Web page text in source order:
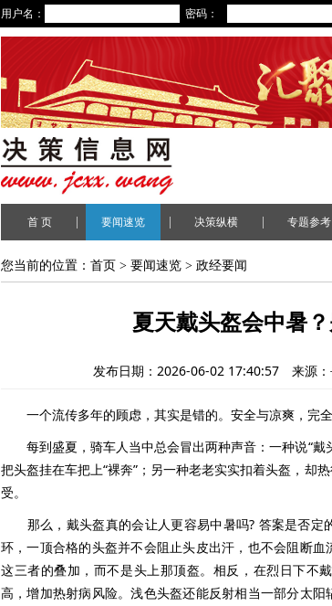
用户名： 密码：
首 页 要闻速览 决策纵横 专题参考
您当前的位置： 首页 > 要闻速览 > 政经要闻
夏天戴头盔会中暑
发布日期：2026-06-02 17:40:57 来源：
一个流传多年的顾虑，其实是错的。安全与凉爽，完全
每到盛夏，骑车人当中总会冒出两种声音：一种说“戴
把头盔挂在车把上“裸奔”；另一种老老实实扣着头盔，却
受。
那么，戴头盔真的会让人更容易中暑吗? 答案是否定
环，一顶合格的头盔并不会阻止头皮出汗，也不会阻断
这三者的叠加，而不是头上那顶盔。相反，在烈日下不
高，增加热射病风险。浅色头盔还能反射相当一部分太